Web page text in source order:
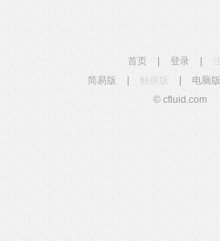
首页 登录
简易版
触屏版 电脑版
© cfluid.com